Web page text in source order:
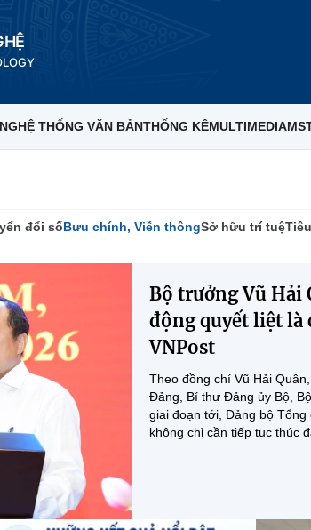
HỆ THỐNG VĂN BẢNTHỐNG KÊMULTIMEDIA
đổi sốBưu chính, Viễn thôngSở hữu trí tuệ
Bộ trưởng Vũ Hải
động quyết liệt là
VNPost
Theo đồng chí Vũ Hải
Đảng, Bí thư Đảng ủy Bộ,
giai đoạn tới, Đảng bộ Tổng
không chỉ cần tiếp tục thúc